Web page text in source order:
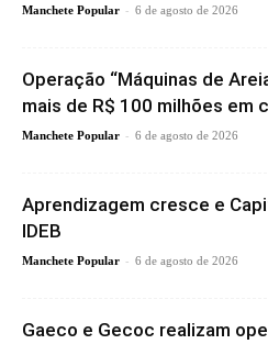
Manchete Popular - 6 de agosto de 2026
Operação “Máquinas de
mais de R$ 100 milhões em
Manchete Popular - 6 de agosto de 2026
Aprendizagem cresce e
IDEB
Manchete Popular - 6 de agosto de 2026
Gaeco e Gecoc realizam